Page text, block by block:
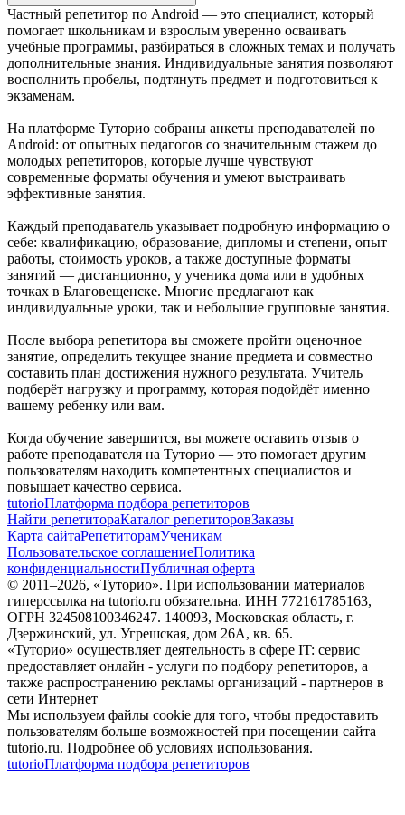
Частный репетитор по Android — это специалист, который
помогает школьникам и взрослым уверенно осваивать
учебные программы, разбираться в сложных темах и получать
дополнительные знания. Индивидуальные занятия позволяют
восполнить пробелы, подтянуть предмет и подготовиться к
экзаменам.
На платформе Туторио собраны анкеты преподавателей по
Android: от опытных педагогов со значительным стажем до
молодых репетиторов, которые лучше чувствуют
современные форматы обучения и умеют выстраивать
эффективные занятия.
Каждый преподаватель указывает подробную информацию о
себе: квалификацию, образование, дипломы и степени, опыт
работы, стоимость уроков, а также доступные форматы
занятий — дистанционно, у ученика дома или в удобных
точках в Благовещенске. Многие предлагают как
индивидуальные уроки, так и небольшие групповые занятия.
После выбора репетитора вы сможете пройти оценочное
занятие, определить текущее знание предмета и совместно
составить план достижения нужного результата. Учитель
подберёт нагрузку и программу, которая подойдёт именно
вашему ребенку или вам.
Когда обучение завершится, вы можете оставить отзыв о
работе преподавателя на Туторио — это помогает другим
пользователям находить компетентных специалистов и
повышает качество сервиса.
tutorioПлатформа подбора репетиторов
Найти репетитораКаталог репетиторовЗаказы
Карта сайтаРепетиторамУченикам
Пользовательское соглашениеПолитика
конфиденциальностиПубличная оферта
© 2011–2026, «Туторио». При использовании материалов
гиперссылка на tutorio.ru обязательна. ИНН 772161785163,
ОГРН 324508100346247. 140093, Московская область, г.
Дзержинский, ул. Угрешская, дом 26А, кв. 65.
«Туторио» осуществляет деятельность в сфере IT: сервис
предоставляет онлайн - услуги по подбору репетиторов, а
также распространению рекламы организаций - партнеров в
сети Интернет
Мы используем файлы cookie для того, чтобы предоставить
пользователям больше возможностей при посещении сайта
tutorio.ru. Подробнее об условиях использования.
tutorioПлатформа подбора репетиторов